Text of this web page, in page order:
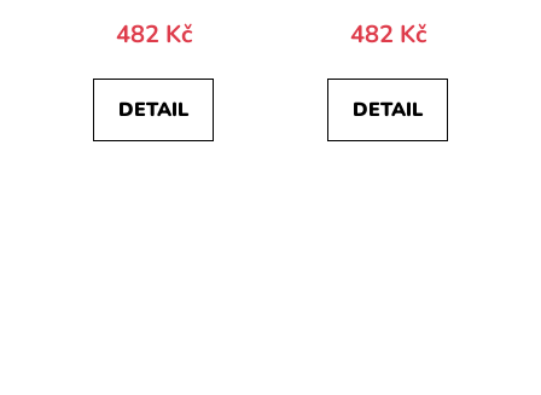
482 Kč
DETAIL
482 Kč
DETAIL